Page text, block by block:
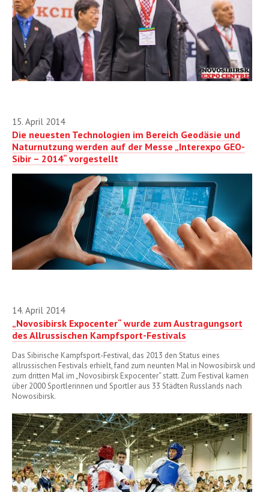
15. April 2014
Die neuesten Technologien im Bereich Geodäsie und
Naturnutzung werden auf der Messe „Interexpo GEO-
Sibir – 2014“ vorgestellt
14. April 2014
„Novosibirsk Expocenter“ wurde zum Austragungsort
des Allrussischen Kampfsport-Festivals
Das Sibirische Kampfsport-Festival, das 2013 den Status eines
allrussischen Festivals erhielt, fand zum neunten Mal in Nowosibirsk und
zum dritten Mal im „Novosibirsk Expocenter“ statt. Zum Festival kamen
über 2000 Sportlerinnen und Sportler aus 33 Städten Russlands nach
Nowosibirsk.